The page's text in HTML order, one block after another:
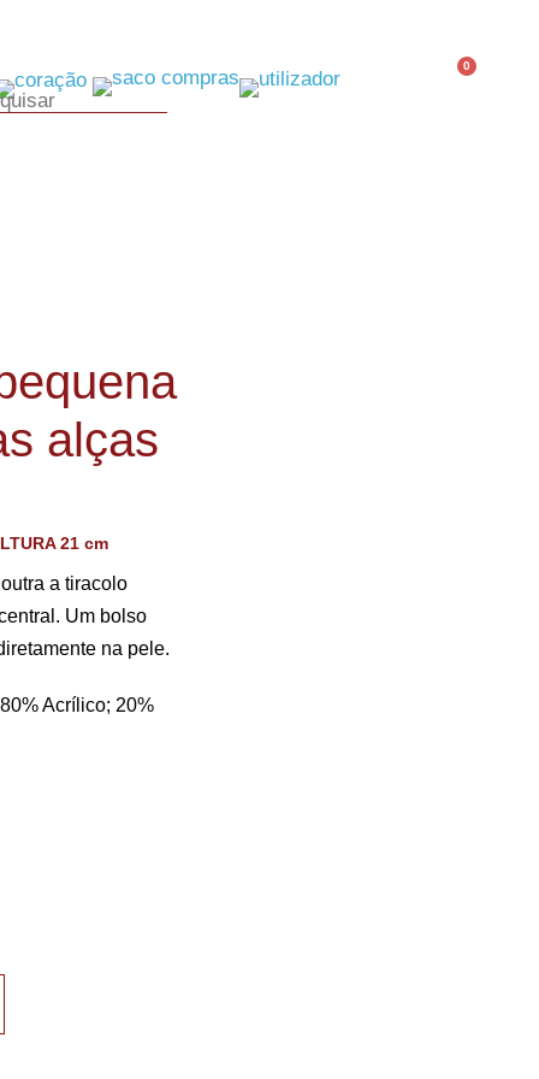
0
alças
21 cm
a tiracolo
Um bolso
na pele.
Acrílico; 20%